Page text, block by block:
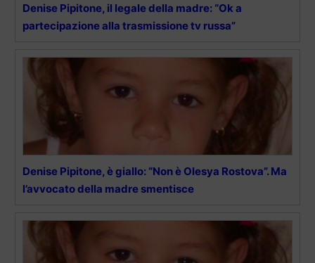
Denise Pipitone, il legale della madre: “Ok a
partecipazione alla trasmissione tv russa”
Denise Pipitone, è giallo: “Non è Olesya Rostova”. Ma
l’avvocato della madre smentisce